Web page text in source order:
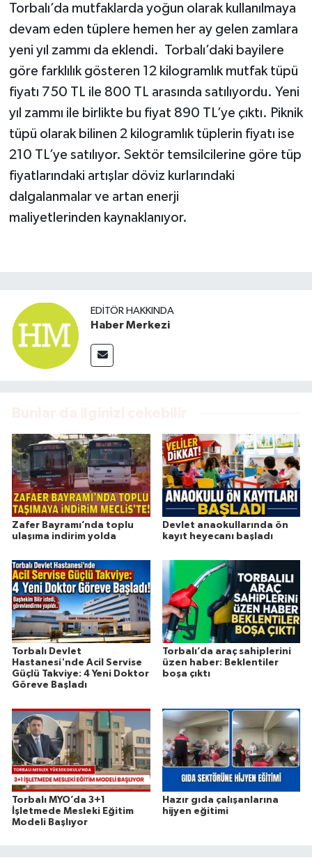
Torbalı’da mutfaklarda yoğun olarak kullanılmaya
devam eden tüplere hemen her ay gelen zamlara
yeni yıl zammı da eklendi. Torbalı’daki bayilere
göre farklılık gösteren 12 kilogramlık mutfak tüpü
fiyatı 750 TL ile 800 TL arasında satılıyordu. Yeni
yıl zammı ile birlikte bu fiyat 890 TL’ye çıktı. Piknik
tüpü olarak bilinen 2 kilogramlık tüplerin fiyatı ise
210 TL’ye satılıyor. Sektör temsilcilerine göre tüp
fiyatlarındaki artışlar döviz kurlarındaki
dalgalanmalar ve artan enerji
maliyetlerinden kaynaklanıyor.
EDITÖR HAKKINDA
Haber Merkezi
Zafer Bayramı’nda toplu
ulaşıma indirim yolda
Devlet anaokullarında ön
kayıt heyecanı başladı
Torbalı Devlet
Hastanesi'nde Acil Servise
Güçlü Takviye: 4 Yeni Doktor
Göreve Başladı
Torbalı’da araç sahiplerini
üzen haber: Beklentiler
boşa çıktı
Torbalı MYO’da 3+1
İşletmede Mesleki Eğitim
Modeli Başlıyor
Hazır gıda çalışanlarına
hijyen eğitimi